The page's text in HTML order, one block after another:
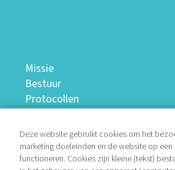
Missie
Bestuur
Protocollen
ANBI en jaarrekeningen
Deze website gebruikt cookies om het
marketing doeleinden en de website op
functioneren. Cookies zijn kleine (tekst)